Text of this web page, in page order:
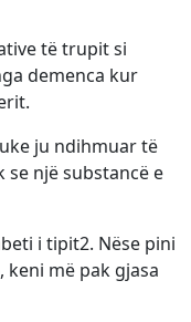
të trupit si
demenca kur
ju ndihmuar të
një substancë e
i tipit2. Nëse pini
keni më pak gjasa